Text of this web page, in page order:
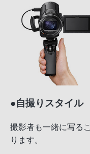
●自撮りスタイル
撮影者も一緒に写る
ります。